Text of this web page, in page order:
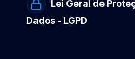
Lei Geral de
Dados - LGPD